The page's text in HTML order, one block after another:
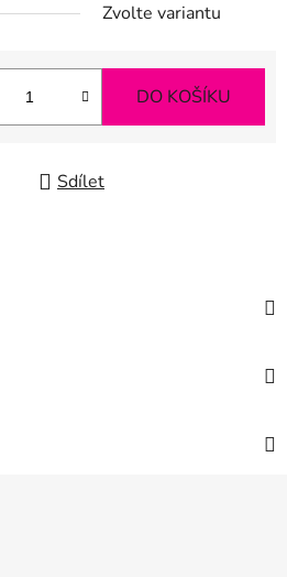
Zvolte variantu
DO KOŠÍKU
Sdílet